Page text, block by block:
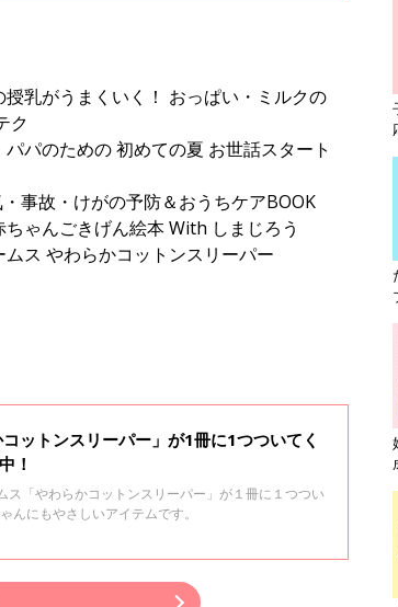
乳がうまくいく！ おっぱい・ミルクの
ク
パのための 初めての夏 お世話スタート
事故・けがの予防＆おうちケアBOOK
ゃんごきげん絵本 With しまじろう
ス やわらかコットンスリーパー
ットンスリーパー」が1冊に1つついてく
！
ス「やわらかコットンスリーパー」が１冊に１つつい
んにもやさしいアイテムです。